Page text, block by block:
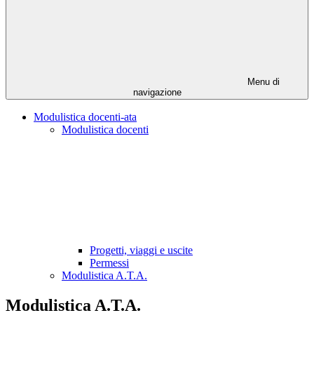
Menu di
navigazione
Modulistica docenti-ata
Modulistica docenti
Progetti, viaggi e uscite
Permessi
Modulistica A.T.A.
Modulistica A.T.A.